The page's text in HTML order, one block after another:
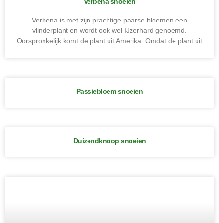
Verbena is met zijn prachtige paarse bloemen een
vlinderplant en wordt ook wel IJzerhard genoemd.
Oorspronkelijk komt de plant uit Amerika. Omdat de plant uit
Passiebloem snoeien
Duizendknoop snoeien